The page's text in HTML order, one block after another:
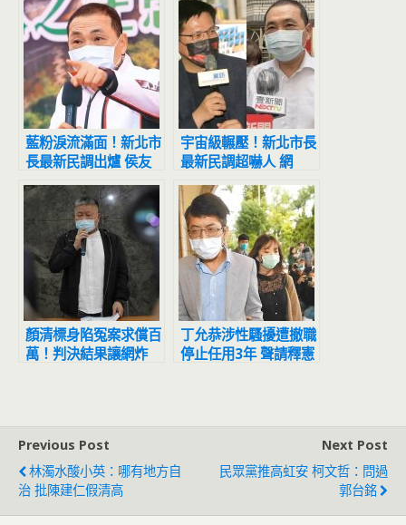
藍粉淚流滿面！新北市
長最新民調出爐 侯友
宜超震撼
宇宙級輾壓！新北市長
最新民調超嚇人 網
驚：滅亡計畫開始
顏清標身陷冤案求償百
萬！判決結果讓網炸
丁允恭涉性騷擾遭撤職
停止任用3年 聲請釋憲
Previous Post
林濁水酸小英：哪有地方自
治 批陳建仁假清高
Next Post
民眾黨推高虹安 柯文哲：問過
郭台銘